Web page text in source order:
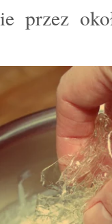
przez